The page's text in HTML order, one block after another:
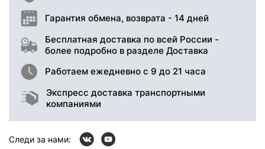
Гарантия обмена, возврата - 14 дней
Бесплатная доставка по всей России -
более подробно в разделе Доставка
Работаем ежедневно с 9 до 21 часа
Экспресс доставка транспортными
компаниями
Следи за нами: